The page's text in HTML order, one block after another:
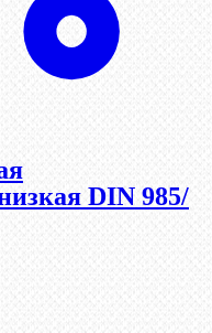
DIN 985/